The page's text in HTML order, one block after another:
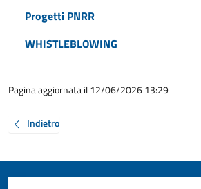
Progetti PNRR
WHISTLEBLOWING
Pagina aggiornata il 12/06/2026 13:29
Indietro